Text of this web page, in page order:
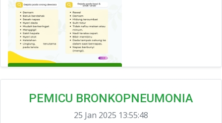
PEMICU BRONKOPNEUMONIA
25 Jan 2025 13:55:48